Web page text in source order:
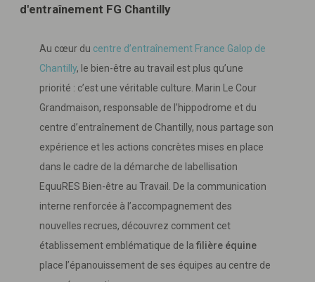
d'entraînement FG Chantilly
Au cœur du centre d’entraînement France Galop de
Chantilly, le bien-être au travail est plus qu’une
priorité : c’est une véritable culture. Marin Le Cour
Grandmaison, responsable de l’hippodrome et du
centre d’entraînement de Chantilly, nous partage son
expérience et les actions concrètes mises en place
dans le cadre de la démarche de labellisation
EquuRES Bien-être au Travail. De la communication
interne renforcée à l’accompagnement des
nouvelles recrues, découvrez comment cet
établissement emblématique de la filière équine
place l’épanouissement de ses équipes au centre de